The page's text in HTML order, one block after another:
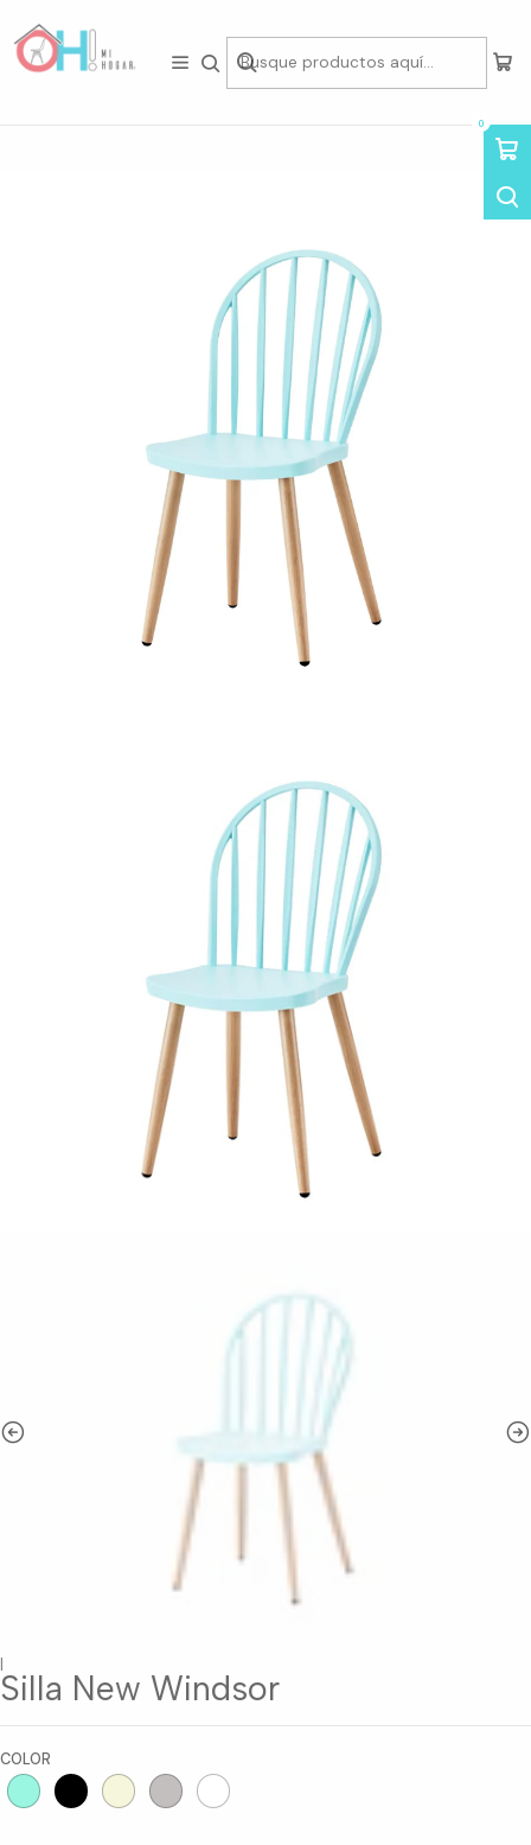
0
Inicio Asientos Sillas Sillas por Diseño Sillas Windsor
|
Silla New Windsor
COLOR